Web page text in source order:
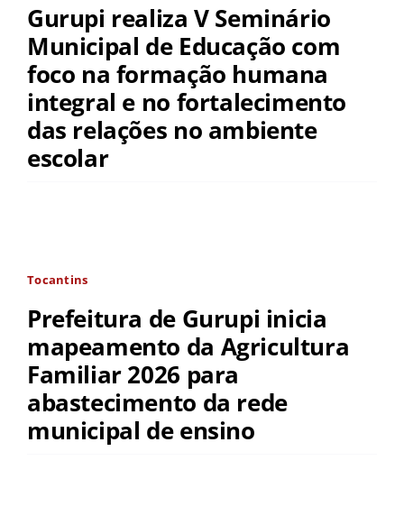
Gurupi realiza V Seminário
Municipal de Educação com
foco na formação humana
integral e no fortalecimento
das relações no ambiente
escolar
Tocantins
Prefeitura de Gurupi inicia
mapeamento da Agricultura
Familiar 2026 para
abastecimento da rede
municipal de ensino